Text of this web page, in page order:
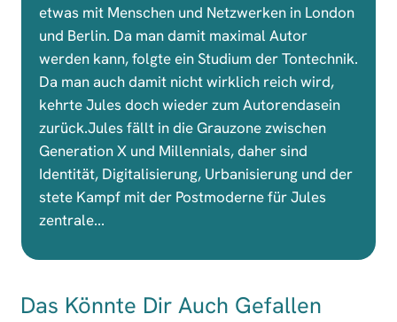
etwas mit Menschen und Netzwerken in London
und Berlin. Da man damit maximal Autor
werden kann, folgte ein Studium der Tontechnik.
Da man auch damit nicht wirklich reich wird,
kehrte Jules doch wieder zum Autorendasein
zurück.Jules fällt in die Grauzone zwischen
Generation X und Millennials, daher sind
Identität, Digitalisierung, Urbanisierung und der
stete Kampf mit der Postmoderne für Jules
zentrale...
Das Könnte Dir Auch Gefallen